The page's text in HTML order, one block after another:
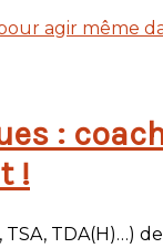
agir même
:
!
TDA(H)…)